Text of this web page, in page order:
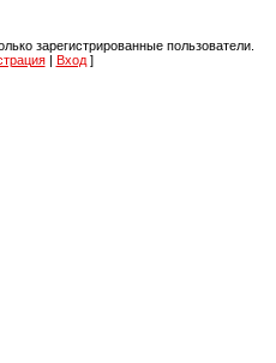
зарегистрированные пользователи.
| Вход]